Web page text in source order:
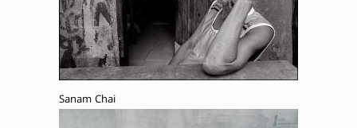
Sanam Chai